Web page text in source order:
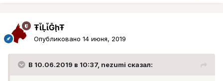
ŦᾡἷḶἷḠḩŦ
Опубликовано 14 июня, 2019
В 10.06.2019 в 10:37, nezumi сказал: